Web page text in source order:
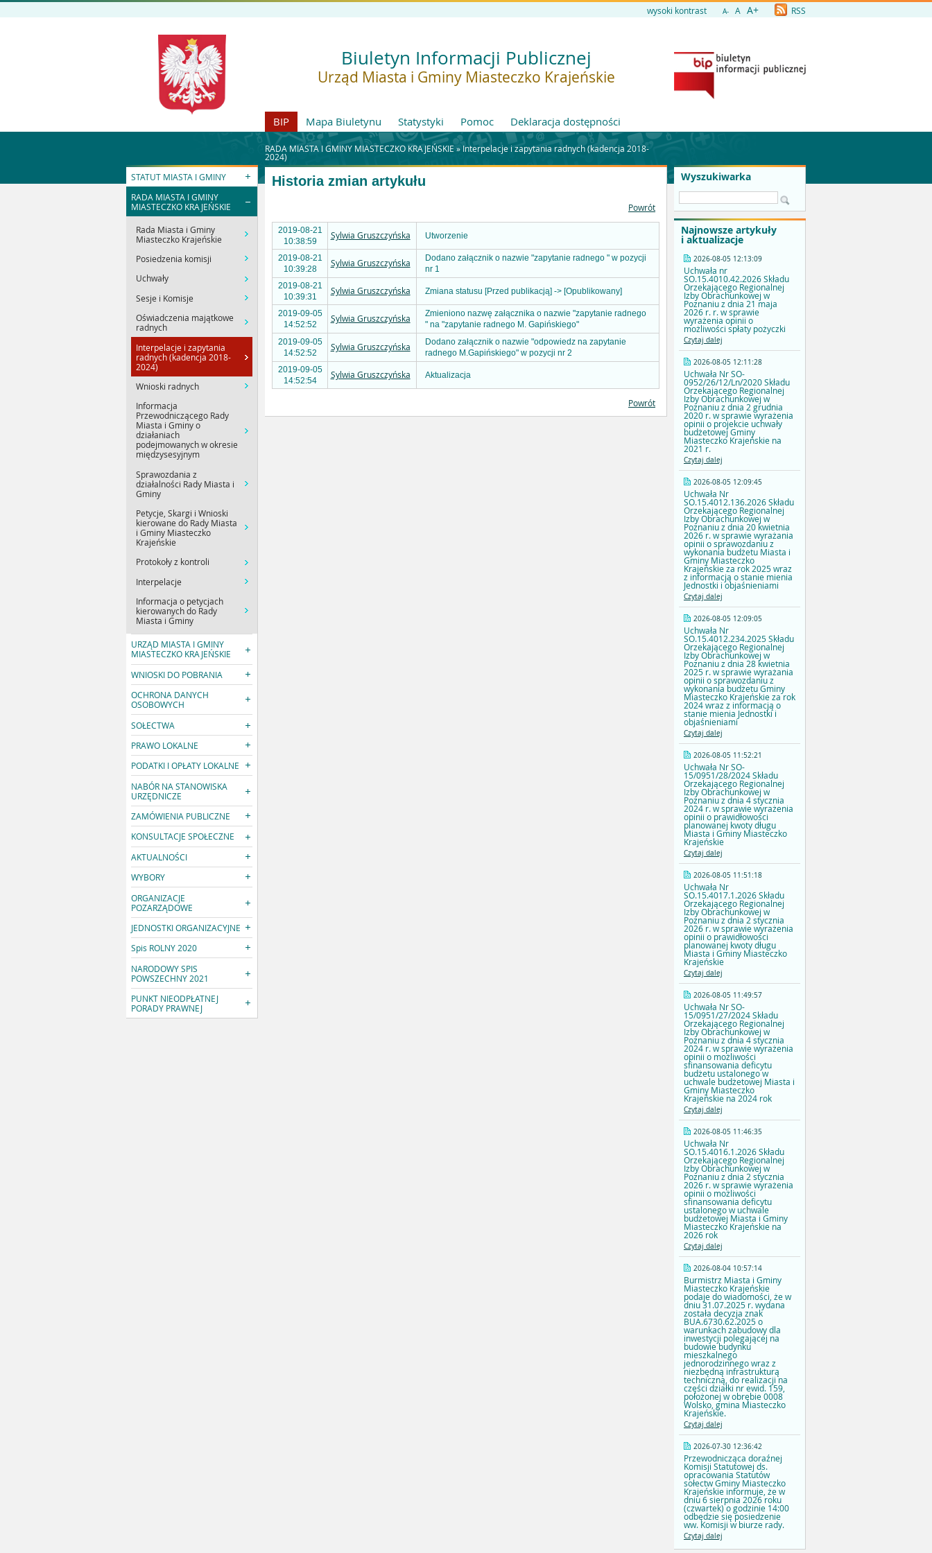
wysoki kontrast A- A A+ RSS
Biuletyn Informacji Publicznej
Urząd Miasta i Gminy Miasteczko Krajeńskie
BIP Mapa Biuletynu Statystyki Pomoc Deklaracja dostępności
RADA MIASTA I GMINY MIASTECZKO KRAJEŃSKIE » Interpelacje i zapytania radnych (kadencja 2018-
2024)
STATUT MIASTA I GMINY
RADA MIASTA I GMINY
MIASTECZKO KRAJEŃSKIE
Rada Miasta i Gminy
Miasteczko Krajeńskie
Posiedzenia komisji
Uchwały
Sesje i Komisje
Oświadczenia majątkowe
radnych
Interpelacje i zapytania
radnych (kadencja 2018-
2024)
Wnioski radnych
Informacja
Przewodniczącego Rady
Miasta i Gminy o
działaniach
podejmowanych w okresie
międzysesyjnym
Sprawozdania z
działalności Rady Miasta i
Gminy
Petycje, Skargi i Wnioski
kierowane do Rady Miasta
i Gminy Miasteczko
Krajeńskie
Protokoły z kontroli
Interpelacje
Informacja o petycjach
kierowanych do Rady
Miasta i Gminy
URZĄD MIASTA I GMINY
MIASTECZKO KRAJEŃSKIE
WNIOSKI DO POBRANIA
OCHRONA DANYCH
OSOBOWYCH
SOŁECTWA
PRAWO LOKALNE
PODATKI I OPŁATY LOKALNE
NABÓR NA STANOWISKA
URZĘDNICZE
ZAMÓWIENIA PUBLICZNE
KONSULTACJE SPOŁECZNE
AKTUALNOŚCI
WYBORY
ORGANIZACJE
POZARZĄDOWE
JEDNOSTKI ORGANIZACYJNE
Spis ROLNY 2020
NARODOWY SPIS
POWSZECHNY 2021
PUNKT NIEODPŁATNEJ
PORADY PRAWNEJ
Wyszukiwarka
Najnowsze artykuły
i aktualizacje
2026-08-05 12:13:09
Uchwała nr
SO.15.4010.42.2026 Składu
Orzekającego Regionalnej
Izby Obrachunkowej w
Poznaniu z dnia 21 maja
2026 r. r. w sprawie
wyrażenia opinii o
możliwości spłaty pożyczki
Czytaj dalej
2026-08-05 12:11:28
Uchwała Nr SO-
0952/26/12/Ln/2020 Składu
Orzekającego Regionalnej
Izby Obrachunkowej w
Poznaniu z dnia 2 grudnia
2020 r. w sprawie wyrażenia
opinii o projekcie uchwały
budżetowej Gminy
Miasteczko Krajeńskie na
2021 r.
Czytaj dalej
2026-08-05 12:09:45
Uchwała Nr
SO.15.4012.136.2026 Składu
Orzekającego Regionalnej
Izby Obrachunkowej w
Poznaniu z dnia 20 kwietnia
2026 r. w sprawie wyrażania
opinii o sprawozdaniu z
wykonania budżetu Miasta i
Gminy Miasteczko
Krajeńskie za rok 2025 wraz
z informacją o stanie mienia
Jednostki i objaśnieniami
Czytaj dalej
2026-08-05 12:09:05
Uchwała Nr
SO.15.4012.234.2025 Składu
Orzekającego Regionalnej
Izby Obrachunkowej w
Poznaniu z dnia 28 kwietnia
2025 r. w sprawie wyrażania
opinii o sprawozdaniu z
wykonania budżetu Gminy
Miasteczko Krajeńskie za rok
2024 wraz z informacją o
stanie mienia Jednostki i
objaśnieniami
Czytaj dalej
2026-08-05 11:52:21
Uchwała Nr SO-
15/0951/28/2024 Składu
Orzekającego Regionalnej
Izby Obrachunkowej w
Poznaniu z dnia 4 stycznia
2024 r. w sprawie wyrażenia
opinii o prawidłowości
planowanej kwoty długu
Miasta i Gminy Miasteczko
Krajeńskie
Czytaj dalej
2026-08-05 11:51:18
Uchwała Nr
SO.15.4017.1.2026 Składu
Orzekającego Regionalnej
Izby Obrachunkowej w
Poznaniu z dnia 2 stycznia
2026 r. w sprawie wyrażenia
opinii o prawidłowości
planowanej kwoty długu
Miasta i Gminy Miasteczko
Krajeńskie
Czytaj dalej
2026-08-05 11:49:57
Uchwała Nr SO-
15/0951/27/2024 Składu
Orzekającego Regionalnej
Izby Obrachunkowej w
Poznaniu z dnia 4 stycznia
2024 r. w sprawie wyrażenia
opinii o możliwości
sfinansowania deficytu
budżetu ustalonego w
uchwale budżetowej Miasta i
Gminy Miasteczko
Krajeńskie na 2024 rok
Czytaj dalej
2026-08-05 11:46:35
Uchwała Nr
SO.15.4016.1.2026 Składu
Orzekającego Regionalnej
Izby Obrachunkowej w
Poznaniu z dnia 2 stycznia
2026 r. w sprawie wyrażenia
opinii o możliwości
sfinansowania deficytu
ustalonego w uchwale
budżetowej Miasta i Gminy
Miasteczko Krajeńskie na
2026 rok
Czytaj dalej
2026-08-04 10:57:14
Burmistrz Miasta i Gminy
Miasteczko Krajeńskie
podaje do wiadomości, że w
dniu 31.07.2025 r. wydana
została decyzja znak
BUA.6730.62.2025 o
warunkach zabudowy dla
inwestycji polegającej na
budowie budynku
mieszkalnego
jednorodzinnego wraz z
niezbędną infrastrukturą
techniczną, do realizacji na
części działki nr ewid. 159,
położonej w obrębie 0008
Wolsko, gmina Miasteczko
Krajeńskie.
Czytaj dalej
2026-07-30 12:36:42
Przewodnicząca doraźnej
Komisji Statutowej ds.
opracowania Statutów
sołectw Gminy Miasteczko
Krajeńskie informuje, że w
dniu 6 sierpnia 2026 roku
(czwartek) o godzinie 14:00
odbędzie się posiedzenie
ww. Komisji w biurze rady.
Czytaj dalej
Historia zmian artykułu
Powrót
2019-08-21
10:38:59
Sylwia Gruszczyńska Utworzenie
2019-08-21
10:39:28
Sylwia Gruszczyńska
Dodano załącznik o nazwie "zapytanie radnego " w pozycji
nr 1
2019-08-21
10:39:31
Sylwia Gruszczyńska Zmiana statusu [Przed publikacją] -> [Opublikowany]
2019-09-05
14:52:52
Sylwia Gruszczyńska
Zmieniono nazwę załącznika o nazwie "zapytanie radnego
" na "zapytanie radnego M. Gapińskiego"
2019-09-05
14:52:52
Sylwia Gruszczyńska
Dodano załącznik o nazwie "odpowiedz na zapytanie
radnego M.Gapińskiego" w pozycji nr 2
2019-09-05
14:52:54
Sylwia Gruszczyńska Aktualizacja
Powrót